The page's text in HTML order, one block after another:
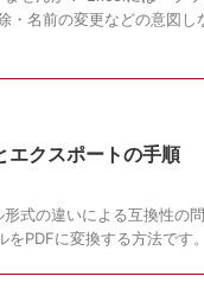
・名前の変更などの意図し
エクスポートの手順
式の違いによる互換性の
をPDFに変換する方法です